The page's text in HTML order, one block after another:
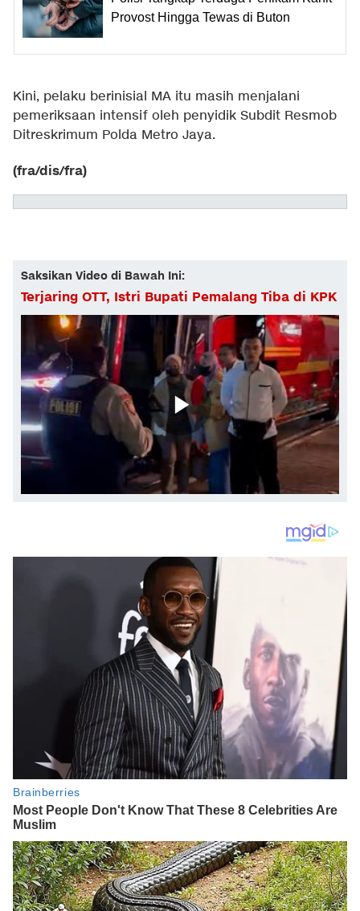
Provost Hingga Tewas di Buton
Kini, pelaku berinisial MA itu masih menjalani
pemeriksaan intensif oleh penyidik Subdit Resmob
Ditreskrimum Polda Metro Jaya.
(fra/dis/fra)
Saksikan Video di Bawah Ini:
Terjaring OTT, Istri Bupati Pemalang Tiba di KPK